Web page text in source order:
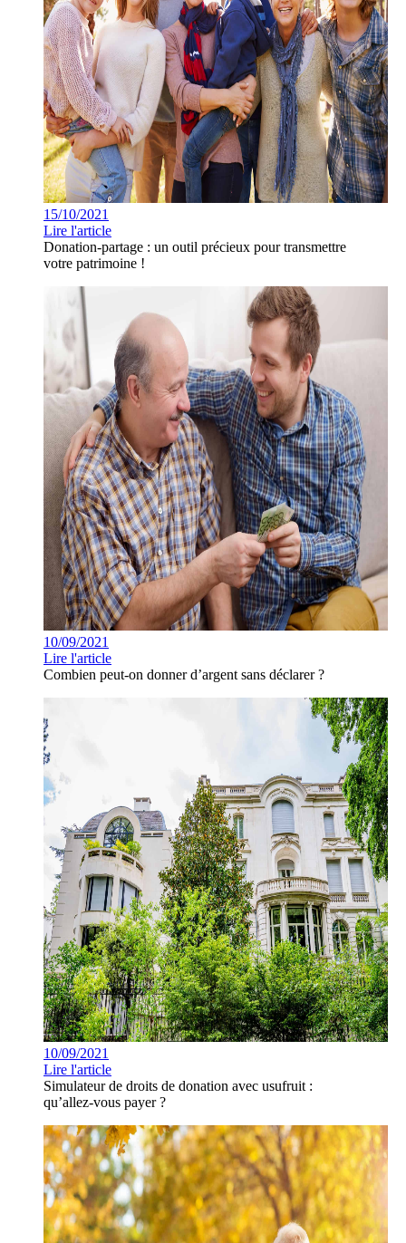
15/10/2021
Lire l'article
Donation-partage : un outil précieux pour transmettre
votre patrimoine !
10/09/2021
Lire l'article
Combien peut-on donner d’argent sans déclarer ?
10/09/2021
Lire l'article
Simulateur de droits de donation avec usufruit :
qu’allez-vous payer ?